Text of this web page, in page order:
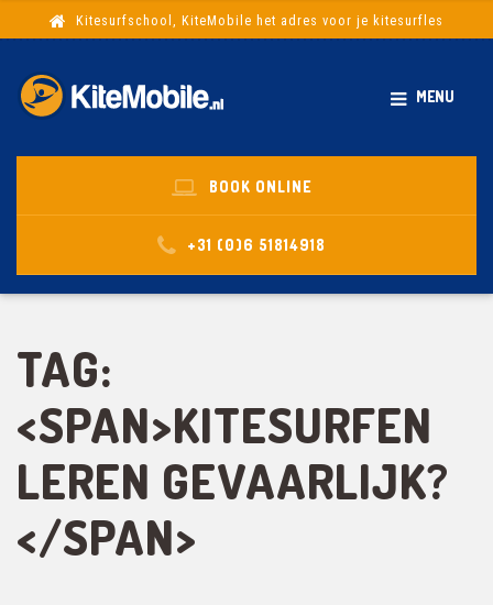
Kitesurfschool, KiteMobile het adres voor je kitesurfles
MENU
BOOK ONLINE
+31 (0)6 51814918
TAG:
<SPAN>KITESURFEN
LEREN GEVAARLIJK?
</SPAN>